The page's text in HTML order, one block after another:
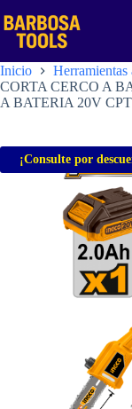
al
contenido
Inicio Herramientas
CORTA CERCO A
A BATERIA 20V
¡Consulte por